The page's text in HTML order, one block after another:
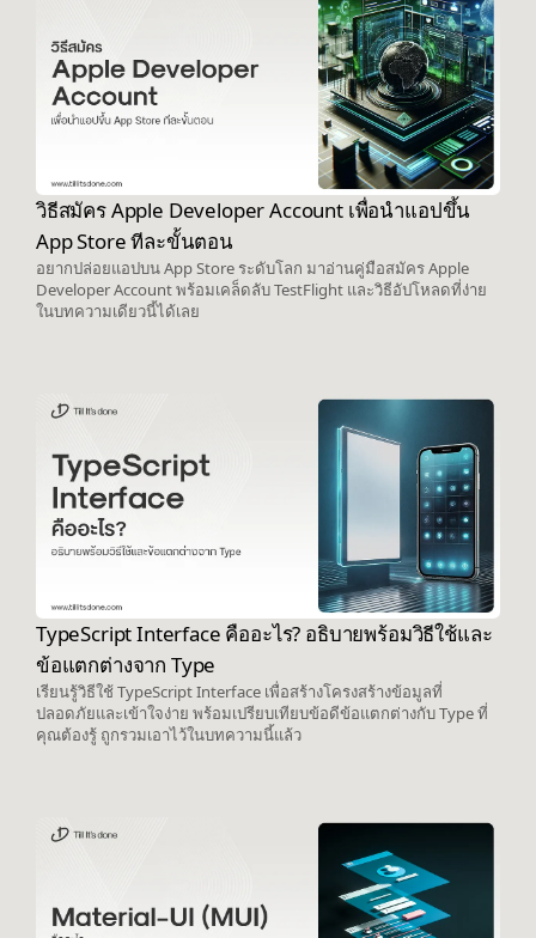
วิธีสมัคร Apple Developer Account เพื่อนำแอปขึ้น
App Store ทีละขั้นตอน
อยากปล่อยแอปบน App Store ระดับโลก มาอ่านคู่มือสมัคร Apple
Developer Account พร้อมเคล็ดลับ TestFlight และวิธีอัปโหลดที่ง่าย
ในบทความเดียวนี้ได้เลย
TypeScript Interface คืออะไร? อธิบายพร้อมวิธีใช้และ
ข้อแตกต่างจาก Type
เรียนรู้วิธีใช้ TypeScript Interface เพื่อสร้างโครงสร้างข้อมูลที่
ปลอดภัยและเข้าใจง่าย พร้อมเปรียบเทียบข้อดีข้อแตกต่างกับ Type ที่
คุณต้องรู้ ถูกรวมเอาไว้ในบทความนี้แล้ว